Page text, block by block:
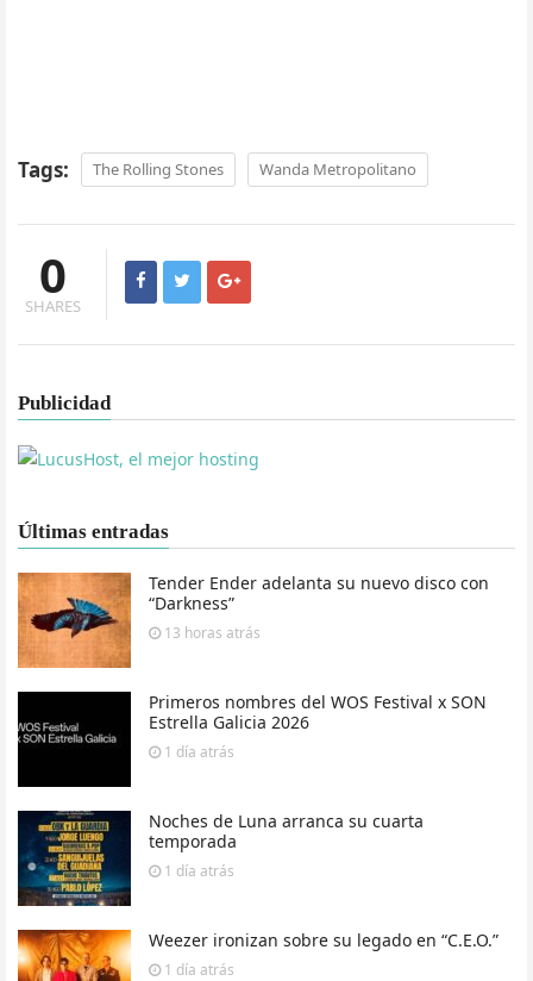
Tags: The Rolling Stones Wanda Metropolitano
0
SHARES
Publicidad
Últimas entradas
Tender Ender adelanta su nuevo disco con
“Darkness”
13 horas atrás
Primeros nombres del WOS Festival x SON
Estrella Galicia 2026
1 día atrás
Noches de Luna arranca su cuarta
temporada
1 día atrás
Weezer ironizan sobre su legado en “C.E.O.”
1 día atrás